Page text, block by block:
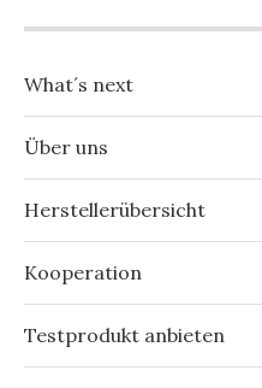
What´s next
Über uns
Herstellerübersicht
Kooperation
Testprodukt anbieten